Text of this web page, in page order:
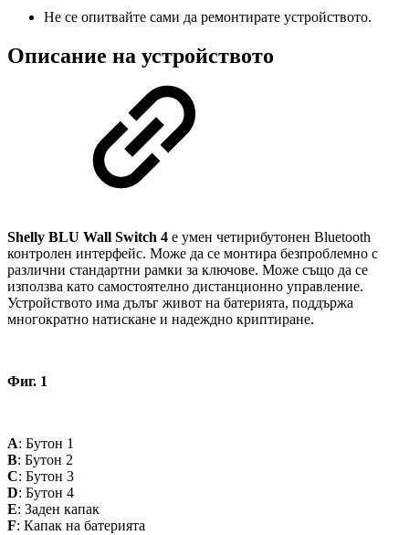
Не се опитвайте сами да ремонтирате устройството.
Описание на устройството
Shelly BLU Wall Switch 4 е умен четирибутонен Bluetooth
контролен интерфейс. Може да се монтира безпроблемно с
различни стандартни рамки за ключове. Може също да се
използва като самостоятелно дистанционно управление.
Устройството има дълъг живот на батерията, поддържа
многократно натискане и надеждно криптиране.
Фиг. 1
A: Бутон 1
B: Бутон 2
C: Бутон 3
D: Бутон 4
E: Заден капак
F: Капак на батерията